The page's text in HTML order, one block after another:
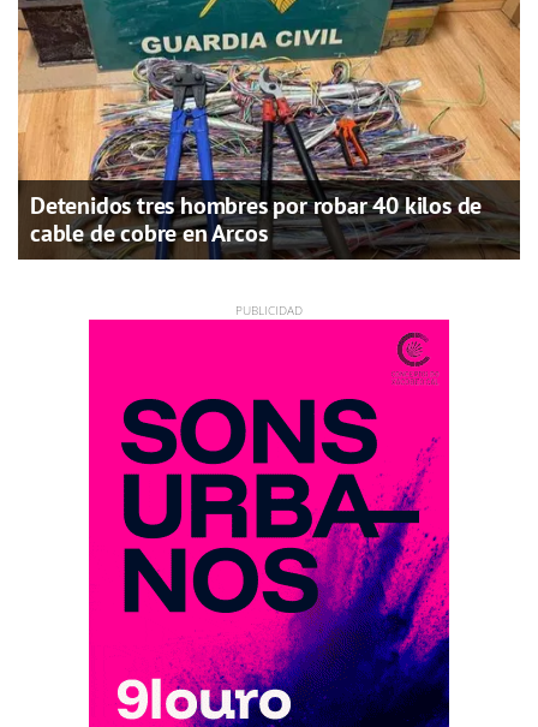
Detenidos tres hombres por robar 40 kilos de
cable de cobre en Arcos